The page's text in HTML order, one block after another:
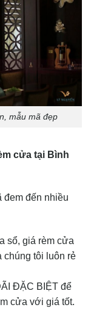
mẫu mã đẹp
cửa tại Bình
đem đến nhiều
sổ, giá rèm cửa
chúng tôi luôn rẻ
ĐẶC BIỆT để
cửa với giá tốt.